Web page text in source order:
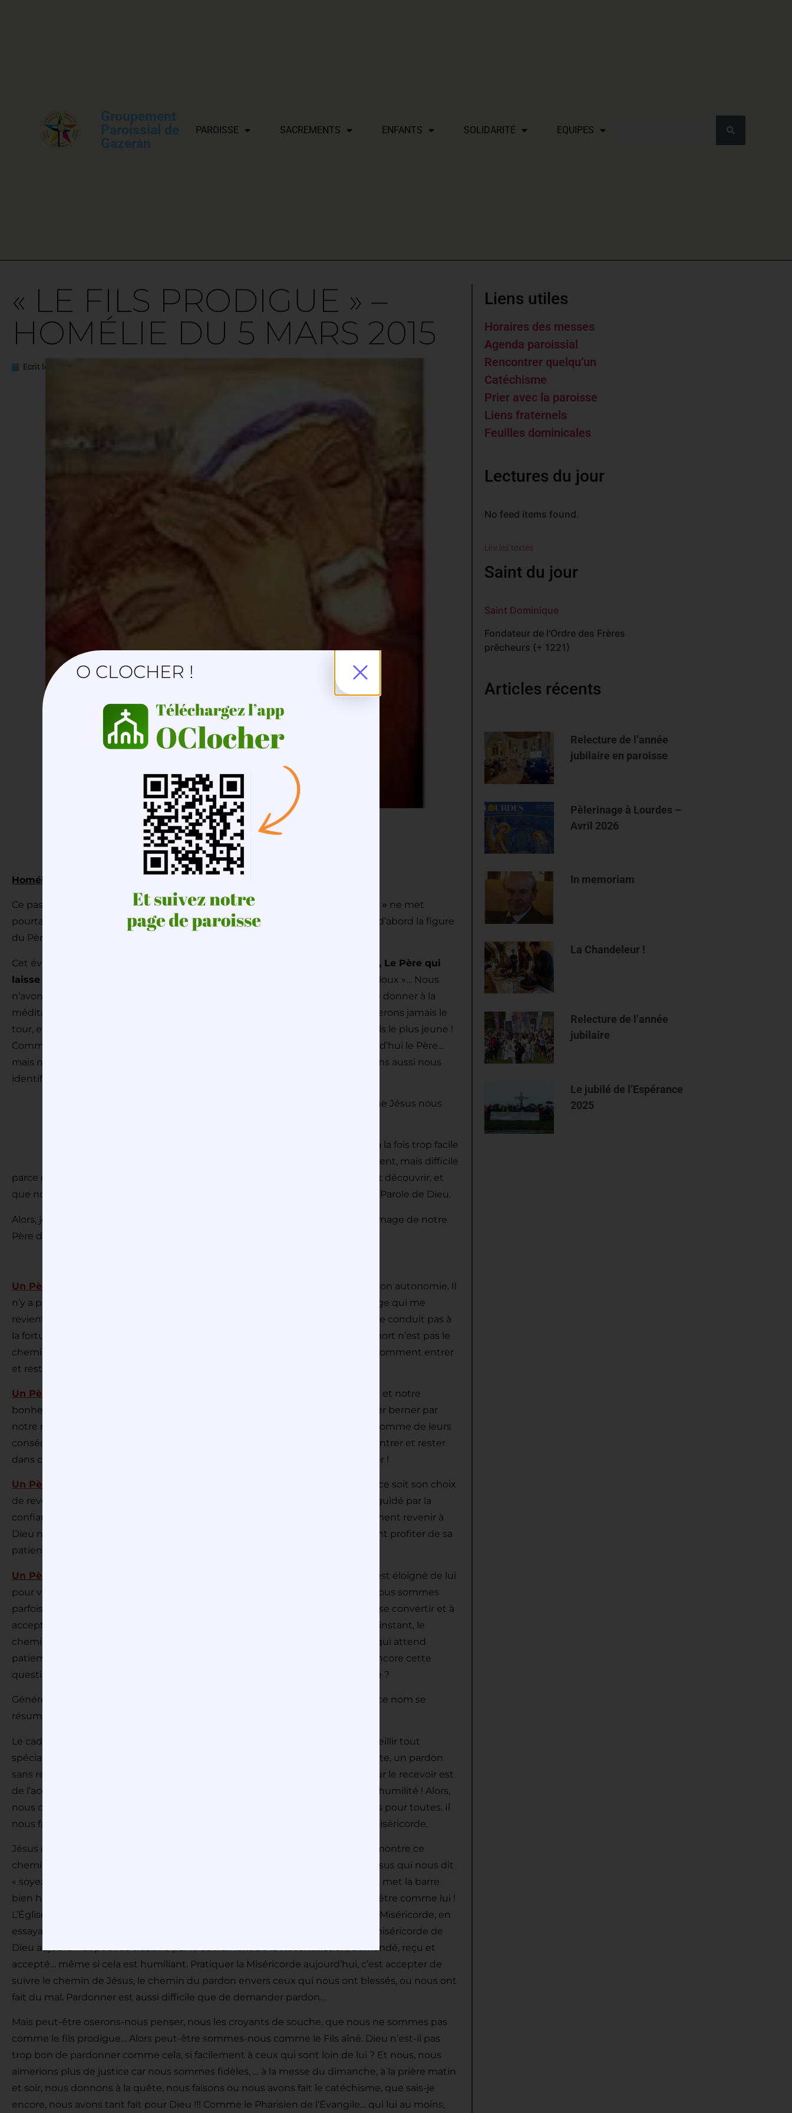
Groupement
Paroissial de
Gazeran
PAROISSE SACREMENTS ENFANTS SOLIDARITÉ EQUIPES
« LE FILS PRODIGUE » –
HOMÉLIE DU 5 MARS 2015
Ecrit le
Homélie du samedi 5 mars 2016 à Poigny-la-Forêt
Ce passage de l’évangile de Saint Luc, couramment appelé « Le Fils prodigue » ne met
pourtant pas l’accent sur la vie dissolue du fils, et je vous propose de regarder d’abord la figure
du Père.
Cet évangile pourrait porter plusieurs noms, par exemple
« Le Père généreux, Le Père qui
laisse libre, Le Père qui attend, Le Père qui pardonne »
ou encore, « le fils jaloux »… Nous
n’avons que l’embarras du choix, suivant l’orientation que nous avons envie de donner à la
méditation de ce texte … Oui, c’est un beau texte, riche, dense, dont nous ne ferons jamais le
tour, et qui nous invite à nous identifier tour à tour au Père, au fils aîné ou au fils le plus jeune !
Comme nous sommes dans l’année sainte de la Miséricorde, regardons aujourd’hui le Père…
mais nous aurons à cœur aussi de regarder les deux fils, auxquels nous pourrons aussi nous
identifier.
Bien sûr, ce Père de la Parabole est la figure de notre Dieu que Jésus nous
Méditer sur la miséricorde de Dieu à partir de ce texte, c’est à la fois trop facile
et trop difficile… Trop facile parce que c’est presque trop évident, mais difficile
parce qu’il y a dans cette parabole beaucoup de choses cachées qu’il nous faut découvrir, et
que nous ne découvrirons qu’en nous plongeant et nous replongeant dans la Parole de Dieu.
Alors, je vous propose de regarder un peu les qualités du Père de la parabole, image de notre
Père du ciel.
Un Père qui est généreux,
qui fait confiance, même à ce fils qui revendique son autonomie. Il
n’y a pas de condition à l’Amour de ce Père… « Père, donne-moi la part d’héritage qui me
revient »… Et le Père donne. Mais l’usage que fait le fils de ce qui lui revient ne le conduit pas à
la fortune ni au bonheur, il conduit à la mort. Et tout chemin qui conduit à la mort n’est pas le
chemin du Père qui nous veut vivants. Je ferai donc mienne cette question : Comment entrer
et rester sur le chemin de vie et d’Amour de Dieu notre Père… ?
Un Père qui laisse libre
et qui n’a pas d’autre projet sur nous que notre Salut et notre
bonheur. Il fait confiance, il laisse chacun faire selon ses désirs, quitte a se laisser berner par
notre malice… En nous laissant libres, il nous rend responsables, de nos actes comme de leurs
conséquences… Alors, je fais encore mienne aussi cette question : Comment entrer et rester
dans cette liberté offerte par Dieu notre Père ? Car il est si facile de se fourvoyer !
Un Père qui attend
, qui attend patiemment que son enfant revienne et que ce soit son choix
de revenir, un choix pas forcément guidé par une raison noble, mais un choix guidé par la
confiance en ce Père auprès de qui finalement il n’était pas si mal ! Alors comment revenir à
Dieu notre Père, sinon en nous reconnaissant tout petits devant lui ? Comment profiter de sa
patience sans le lasser ?
Un Père qui pardonne
et dont la miséricorde est sans limite pour celui qui s’est éloigné de lui
pour vivre selon ses fantaisies et qui s’est fourvoyé dans le péché. Ce fils que nous sommes
parfois, sinon souvent, et dont le retour est tant espéré ! Ce fils qui est invité à se convertir et à
accepter d’être pardonné, ce fils qui regrette d’avoir quitté, ne serait-ce qu’un instant, le
chemin de l’Amour… un Père qui cherche à nous réconcilier avec lui ! Un Père qui attend
patiemment celui qu’il aime et de qui il veut être aimé ! Alors, je fais mienne encore cette
question : Comment entrer et rester dans ce pardon offert par Dieu notre Père ?
Généreux, Respectueux, Patient, qui pardonne, c’est le nom de notre Dieu et ce nom se
résume en un seul mot, Miséricorde.
Le cadeau que Dieu nous fait et que nous sommes invités cette année à accueillir tout
spécialement, c’est son pardon. Un pardon toujours offert, un pardon sans limite, un pardon
sans retour et sans condition, ou plutôt, un pardon dont la seule condition pour le recevoir est
de l’accepter. Pour cela, Dieu nous propose de cultiver un qualité essentielle, l’humilité ! Alors,
nous comprenons combien cela est difficile, exigeant, et jamais acquis une fois pour toutes. Il
nous faudra demander au Père de nous faire vivre l’humilité pour vivre de sa Miséricorde.
Jésus qui s’est fait pour nous péché, qui a été trahi, arrêté, frappé et tué nous montre ce
chemin d’humilité… et le Père nous offre l’exemple parfait à suivre, ce Christ Jésus qui nous dit
« soyez miséricordieux comme votre Père est miséricordieux ». Que Dieu nous met la barre
bien haut, mais aussi, quelle confiance nous fait-il pour nous croire capables d’être comme lui !
L’Église nous invite donc pendant cette année à approfondir ce mystère de la Miséricorde, en
essayant de la mettre en pratique par les œuvres de Miséricorde. Recevoir la miséricorde de
Dieu aujourd’hui, peut se traduire par le Sacrement de la Réconciliation, demandé, reçu et
accepté… même si cela est humiliant. Pratiquer la Miséricorde aujourd’hui, c’est accepter de
suivre le chemin de Jésus, le chemin du pardon envers ceux qui nous ont blessés, ou nous ont
fait du mal. Pardonner est aussi difficile que de demander pardon…
Mais peut-être oserons-nous penser, nous les croyants de souche, que nous ne sommes pas
comme le fils prodigue… Alors peut-être sommes-nous comme le Fils aîné. Dieu n’est-il pas
trop bon de pardonner comme cela, si facilement à ceux qui sont loin de lui ? Et nous, nous
aimerions plus de justice car nous sommes fidèles, … à la messe du dimanche, à la prière matin
et soir, nous donnons à la quête, nous faisons ou nous avons fait le catéchisme, que sais-je
encore, nous avons tant fait pour Dieu !!! Comme le Pharisien de l’Évangile… qui lui au moins,
Liens utiles
Horaires des messes
Agenda paroissial
Rencontrer quelqu’un
Catéchisme
Prier avec la paroisse
Liens fraternels
Feuilles dominicales
Lectures du jour
No feed items found.
Lire les textes
Saint du jour
Saint Dominique
Fondateur de l'Ordre des Frères
prêcheurs (+ 1221)
Articles récents
Relecture de l’année
jubilaire en paroisse
Pèlerinage à Lourdes –
Avril 2026
In memoriam
La Chandeleur !
Relecture de l’année
jubilaire
Le jubilé de l’Espérance
2025
O CLOCHER !